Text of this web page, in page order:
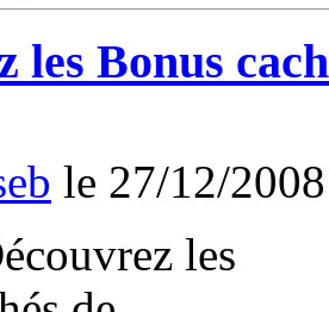
les Bonus
le 27/12/2008